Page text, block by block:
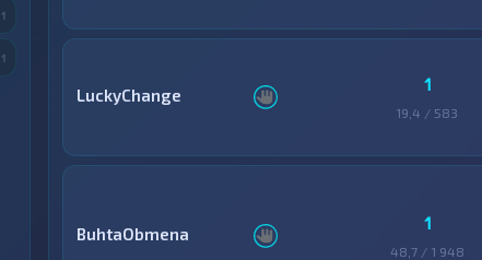
LuckyChange 1
19,4 / 583
BuhtaObmena 1
48,7 / 1 948
1
1